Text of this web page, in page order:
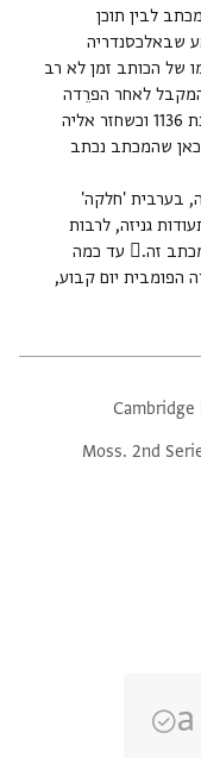
לבין תוכן
שבאלכסנדריה
של הכותב זמן לא רב
לאחר הפרֵדה
ממנו. חלפון יצא את מצרים למערב בתחילת שנת 1136 וכשחזר אליה
ומכאן שהמכתב נכתב
בערבית 'חלקה'
גניזה, לרבות
תעודה ח89 (שורה 22), נזכרת שלוש פעמים במכתב זה. עד כמה
הפומבית יום קבוע,
Moss. 2nd